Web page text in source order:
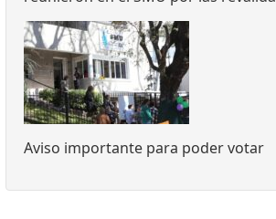
Aviso importante para poder votar